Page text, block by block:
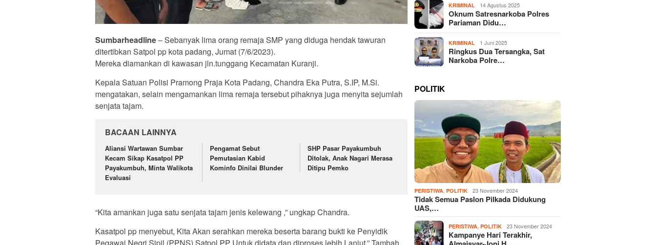
Sumbarheadline– Sebanyak lima orang remaja SMP yang diduga hendak tawuran
ditertibkan Satpol pp kota padang, Jumat (7/6/2023).
Mereka diamankan di kawasan jln.tunggang Kecamatan Kuranji.
Kepala Satuan Polisi Pramong Praja Kota Padang, Chandra Eka Putra, S.IP, M.Si.
mengatakan, selain mengamankan lima remaja tersebut pihaknya juga menyita sejumlah
senjata tajam.
BACAAN LAINNYA
Aliansi Wartawan Sumbar
Kecam Sikap Kasatpol PP
Payakumbuh, Minta Walikota
Evaluasi
Pengamat Sebut
Pemutasian Kabid
Kominfo Dinilai Blunder
SHP Pasar Payakumbuh
Ditolak, Anak Nagari Merasa
Ditipu Pemko
“Kita amankan juga satu senjata tajam jenis kelewang ,” ungkap Chandra.
Kasatpol pp menyebut, Kita Akan serahkan mereka beserta barang bukti ke Penyidik
KRIMINAL 14 Agustus 2025
Oknum Satresnarkoba Polres
Pariaman Didu…
KRIMINAL 1 Juni 2025
Ringkus Dua Tersangka, Sat
Narkoba Polre…
POLITIK
PERISTIWA ,POLITIK 23 November 2024
Tidak Semua Paslon Pilkada Didukung
UAS,…
PERISTIWA ,POLITIK 23 November 2024
Kampanye Hari Terakhir,